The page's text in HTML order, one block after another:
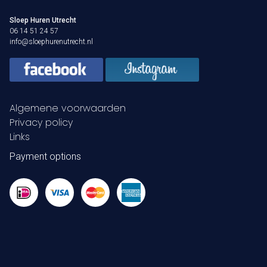
Sloep Huren Utrecht
06 14 51 24 57
info@sloephurenutrecht.nl
Algemene voorwaarden
Privacy policy
Links
Payment options